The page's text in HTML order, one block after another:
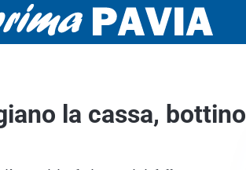
la cassa, bottino